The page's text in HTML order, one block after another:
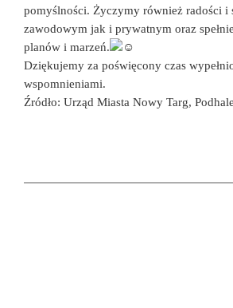
pomyślności. Życzymy również radości i
zawodowym jak i prywatnym oraz
planów i marzeń.
Dziękujemy za poświęcony czas
wspomnieniami.
Źródło: Urząd Miasta Nowy Targ,